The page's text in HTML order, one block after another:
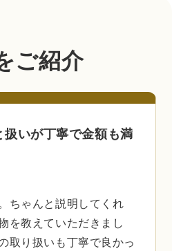
ご紹介
扱いが丁寧で金額も満
ちゃんと説明してくれ
を教えていただきまし
取り扱いも丁寧で良かっ